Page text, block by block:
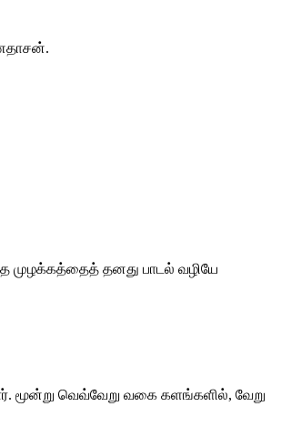
தனது பாடல் வழியே
மூன்று வெவ்வேறு வகை களங்களில், வேறு